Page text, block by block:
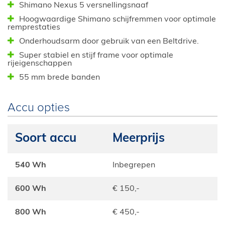
Shimano Nexus 5 versnellingsnaaf
Hoogwaardige Shimano schijfremmen voor optimale
remprestaties
Onderhoudsarm door gebruik van een Beltdrive.
Super stabiel en stijf frame voor optimale
rijeigenschappen
55 mm brede banden
Accu opties
Soort accu Meerprijs
540 Wh Inbegrepen
600 Wh € 150,-
800 Wh € 450,-